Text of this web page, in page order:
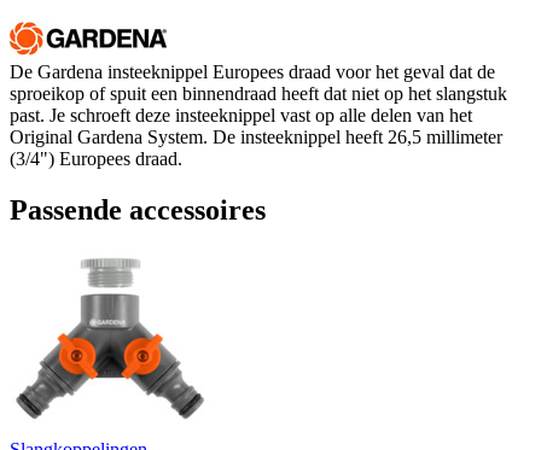
De Gardena insteeknippel Europees draad voor het geval dat de
sproeikop of spuit een binnendraad heeft dat niet op het slangstuk
past. Je schroeft deze insteeknippel vast op alle delen van het
Original Gardena System. De insteeknippel heeft 26,5 millimeter
(3/4") Europees draad.
Passende accessoires